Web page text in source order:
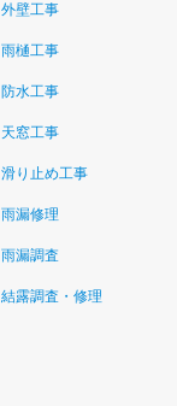
外壁工事
雨樋工事
防水工事
天窓工事
滑り止め工事
雨漏修理
雨漏調査
結露調査・修理